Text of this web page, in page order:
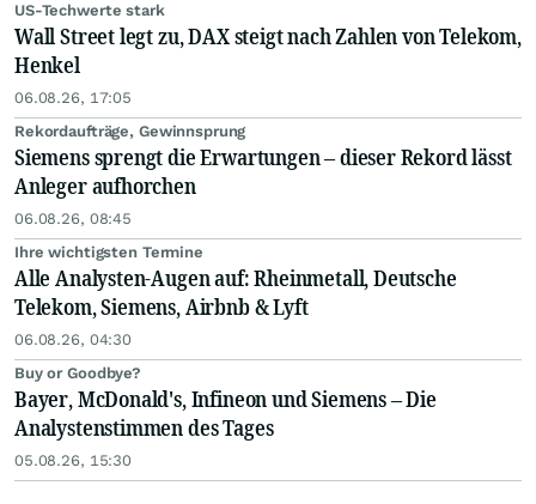
US-Techwerte stark
Wall Street legt zu, DAX steigt nach Zahlen von Telekom,
Henkel
06.08.26, 17:05
Rekordaufträge, Gewinnsprung
Siemens sprengt die Erwartungen – dieser Rekord lässt
Anleger aufhorchen
06.08.26, 08:45
Ihre wichtigsten Termine
Alle Analysten-Augen auf: Rheinmetall, Deutsche
Telekom, Siemens, Airbnb & Lyft
06.08.26, 04:30
Buy or Goodbye?
Bayer, McDonald's, Infineon und Siemens – Die
Analystenstimmen des Tages
05.08.26, 15:30